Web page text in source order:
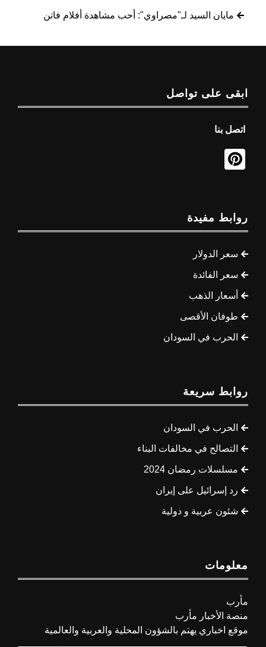
مايان السيد لـ"مصراوي": أحب مشاهدة أفلام فاتن
ابقى على تواصل
اتصل بنا
روابط مفيدة
سعر الدولار
سعر الفائدة
أسعار الذهب
طوفان الأقصى
الحرب في السودان
روابط سريعة
الحرب في السودان
التصالح في مخالفات البناء
مسلسلات رمضان 2024
رد إسرائيل على إيران
شئون عربية و دولية
معلومات
مأرب
منصة الأخبار مأرب
موقع اخباري يهتم بالشؤون المحلية والعربية والعالمية